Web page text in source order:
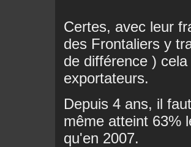
Certes, avec leur
des Frontaliers y
de différence )
exportateurs.
Depuis 4 ans, il
même atteint 63%
qu'en 2007.